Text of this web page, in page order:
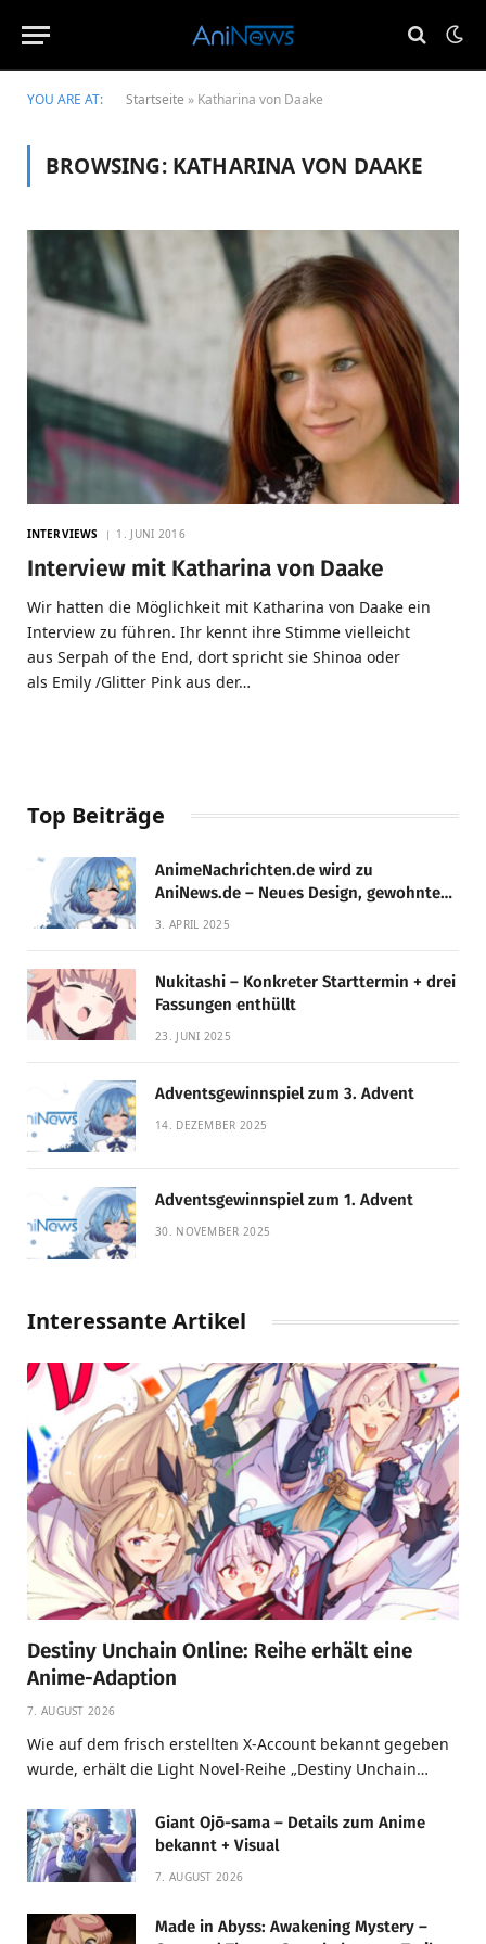
YOU ARE AT: Startseite » Katharina von Daake
BROWSING: KATHARINA VON DAAKE
INTERVIEWS 1. JUNI 2016
Interview mit Katharina von Daake
Wir hatten die Möglichkeit mit Katharina von Daake ein
Interview zu führen. Ihr kennt ihre Stimme vielleicht
aus Serpah of the End, dort spricht sie Shinoa oder
als Emily /Glitter Pink aus der…
Top Beiträge
AnimeNachrichten.de wird zu
AniNews.de – Neues Design, gewohnte
Qualität!
3. APRIL 2025
Nukitashi – Konkreter Starttermin + drei
Fassungen enthüllt
23. JUNI 2025
Adventsgewinnspiel zum 3. Advent
14. DEZEMBER 2025
Adventsgewinnspiel zum 1. Advent
30. NOVEMBER 2025
Interessante Artikel
Destiny Unchain Online: Reihe erhält eine
Anime-Adaption
7. AUGUST 2026
Wie auf dem frisch erstellten X-Account bekannt gegeben
wurde, erhält die Light Novel-Reihe „Destiny Unchain…
Giant Ojō-sama – Details zum Anime
bekannt + Visual
7. AUGUST 2026
Made in Abyss: Awakening Mystery –